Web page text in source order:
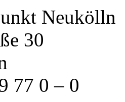
Neukölln
30
77 0 – 0